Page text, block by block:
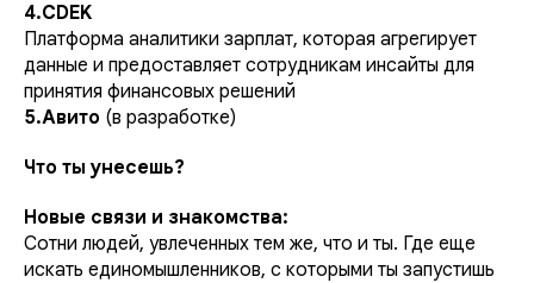
4.CDEK
Платформа аналитики зарплат, которая агрегирует
данные и предоставляет сотрудникам инсайты для
принятия финансовых решений
5.Авито (в разработке)
Что ты унесешь?
Новые связи и знакомства:
Сотни людей, увлеченных тем же, что и ты. Где еще
искать единомышленников, с которыми ты запустишь